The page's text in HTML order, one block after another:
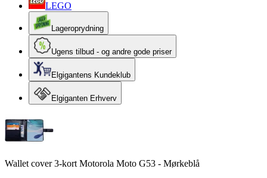
LEGO
Lageroprydning
Ugens tilbud - og andre gode priser
Elgigantens Kundeklub
Elgiganten Erhverv
Wallet cover 3-kort Motorola Moto G53 - Mørkeblå